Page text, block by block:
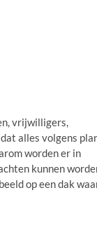
vrijwilligers,
alles volgens
worden er in
kunnen
op een dak